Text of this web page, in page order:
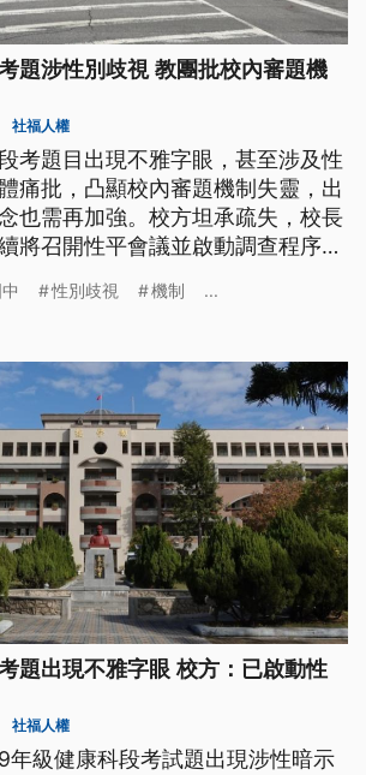
題涉性別歧視 教團批校內審題機
社福人權
考題目出現不雅字眼，甚至涉及性
痛批，凸顯校內審題機制失靈，出
也需再加強。校方坦承疏失，校長
將召開性平會議並啟動調查程序，
性別歧視 機制 ...
題出現不雅字眼 校方：已啟動性
社福人權
年級健康科段考試題出現涉性暗示